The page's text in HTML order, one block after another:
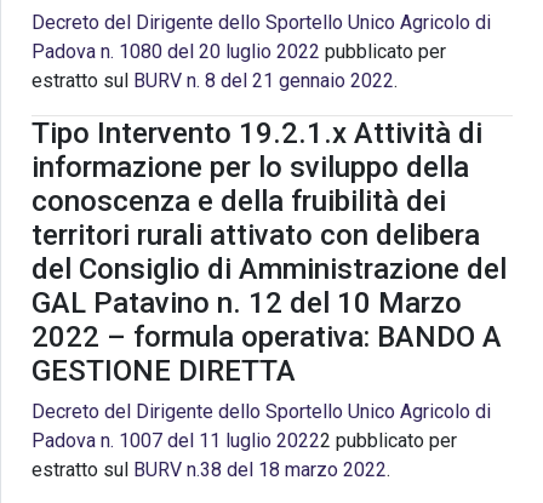
Decreto del Dirigente dello Sportello Unico Agricolo di
Padova n. 1080 del 20 luglio 2022 pubblicato per
estratto sul BURV n. 8 del 21 gennaio 2022.
Tipo Intervento 19.2.1.x Attività di
informazione per lo sviluppo della
conoscenza e della fruibilità dei
territori rurali attivato con delibera
del Consiglio di Amministrazione del
GAL Patavino n. 12 del 10 Marzo
2022 – formula operativa: BANDO A
GESTIONE DIRETTA
Decreto del Dirigente dello Sportello Unico Agricolo di
Padova n. 1007 del 11 luglio 20222 pubblicato per
estratto sul BURV n.38 del 18 marzo 2022.